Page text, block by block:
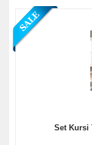
Set Kursi